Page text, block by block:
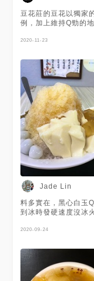
豆花莊的豆花以獨家
例，加上維持Q勁的地
紅豆湯為底、冰豆花
心白玉當作配料，好吸
謝 @YY 提供美照❤️
2020-11-23
Jade Lin
料多實在，黑心白玉
到冰時發硬速度沒冰
時刻品嚐 冰體有咬感
香味，綿密好吃 一碗可以當正
餐的冰品
2020-09-24